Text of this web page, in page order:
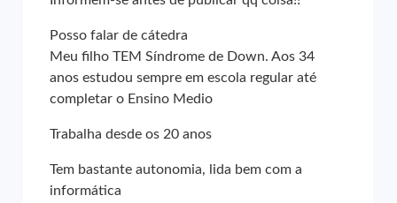
Posso falar de cátedra
Meu filho TEM Síndrome de Down. Aos 34
anos estudou sempre em escola regular até
completar o Ensino Medio
Trabalha desde os 20 anos
Tem bastante autonomia, lida bem com a
informática